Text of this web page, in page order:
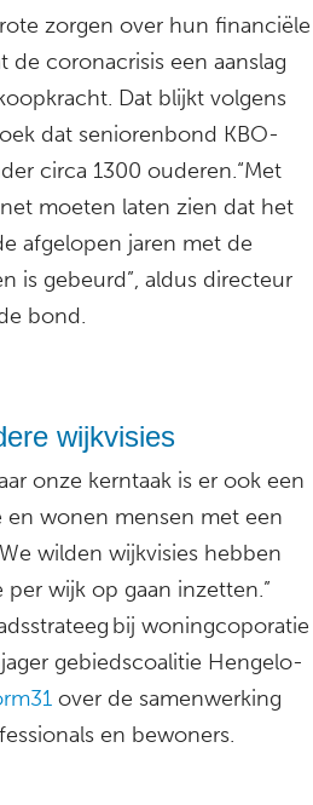
zorgen over hun financiële
de coronacrisis een aanslag
Dat blijkt volgens
dat seniorenbond KBO-
circa 1300 ouderen.“Met
moeten laten zien dat het
afgelopen jaren met de
is gebeurd”, aldus directeur
bond.
wijkvisies
onze kerntaak is er ook een
en wonen mensen met een
wilden wijkvisies hebben
wijk op gaan inzetten.”
bij woningcoporatie
gebiedscoalitie Hengelo-
over de samenwerking
en bewoners.